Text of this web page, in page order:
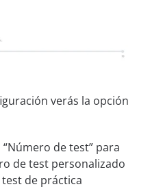
verás la opción
de test” para
de test personalizado
de práctica